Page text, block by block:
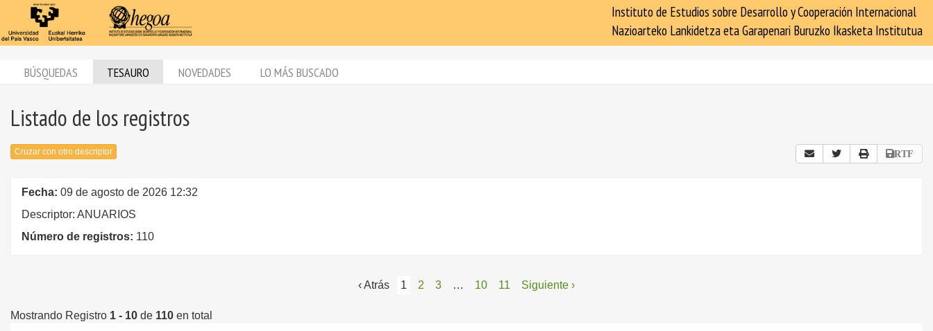
Instituto de Estudios sobre Desarrollo y Cooperación Internacional
Nazioarteko Lankidetza eta Garapenari Buruzko Ikasketa Institutua
BÚSQUEDAS TESAURO NOVEDADES LO MÁS BUSCADO
Listado de los registros
Cruzar con otro descriptor RTF
Fecha: 09 de agosto de 2026 12:32
Descriptor: ANUARIOS
Número de registros: 110
‹ Atrás 1 2 3 … 10 11 Siguiente ›
Mostrando Registro 1 - 10 de 110 en total